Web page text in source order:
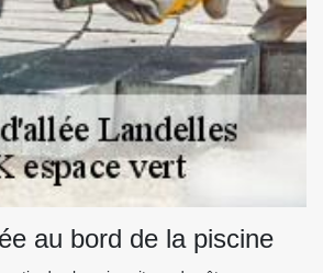
au bord de la piscine